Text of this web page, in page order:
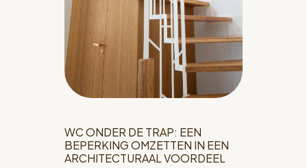
WC ONDER DE TRAP: EEN
BEPERKING OMZETTEN IN EEN
ARCHITECTURAAL VOORDEEL